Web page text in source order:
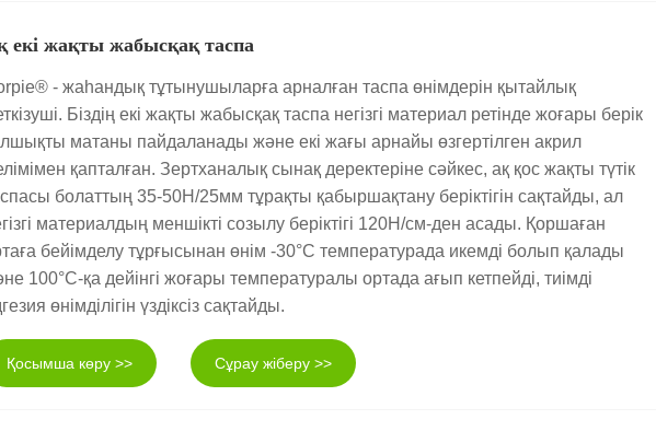
екі жақты жабысқақ таспа
- жаһандық тұтынушыларға арналған таспа өнімдерін қытайлық
Біздің екі жақты жабысқақ таспа негізгі материал ретінде жоғары берік
матаны пайдаланады және екі жағы арнайы өзгертілген акрил
қапталған. Зертханалық сынақ деректеріне сәйкес, ақ қос жақты түтік
болаттың 35-50Н/25мм тұрақты қабыршақтану беріктігін сақтайды, ал
материалдың меншікті созылу беріктігі 120Н/см-ден асады. Қоршаған
бейімделу тұрғысынан өнім -30°C температурада икемді болып қалады
100°C-қа дейінгі жоғары температуралы ортада ағып кетпейді, тиімді
өнімділігін үздіксіз сақтайды.
Қосымша көру >> Сұрау жіберу >>